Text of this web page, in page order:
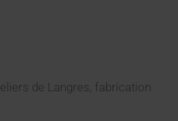
de Langres, fabrication